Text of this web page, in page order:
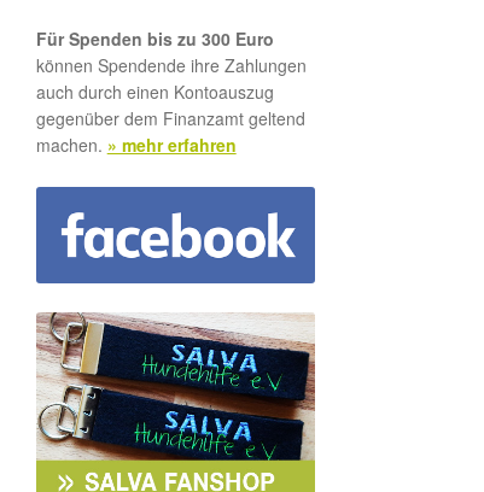
Für Spenden bis zu 300 Euro
können Spendende ihre Zahlungen
auch durch einen Kontoauszug
gegenüber dem Finanzamt geltend
machen. » mehr erfahren